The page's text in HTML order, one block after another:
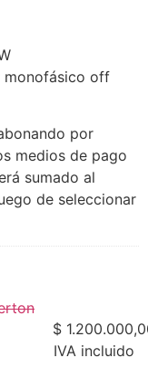
monofásico off
por
medios de pago
sumado al
de seleccionar
$
IVA incluido